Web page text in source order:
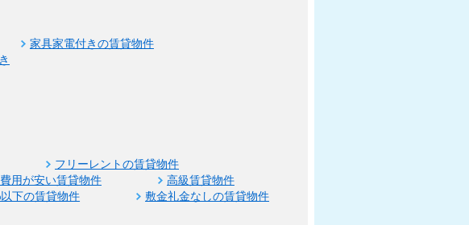
家具家電付きの賃貸物件
フリーレントの賃貸物件
用が安い賃貸物件
高級賃貸物件
下の賃貸物件 敷金礼金なしの賃貸物件